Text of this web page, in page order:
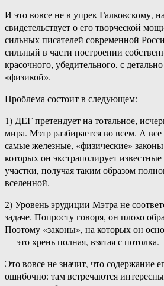
И это вовсе не в упрек Галковскому,
свидетельствует о его творческой
сильных писателей современной
сильный в части построении
красочного, убедительного, с
«физикой».
Проблема состоит в следующем:
1) ДЕГ претендует на тотальное,
мира. Мэтр разбирается во всем. А
самые железные, «физические»
которых он экстраполирует
участки, получая таким образом
вселенной.
2) Уровень эрудиции Мэтра не
задаче. Попросту говоря, он плохо
Поэтому «законы», на которых он
— это хрень полная, взятая с потолка.
Это вовсе не значит, что содержание
ошибочно: там встречаются